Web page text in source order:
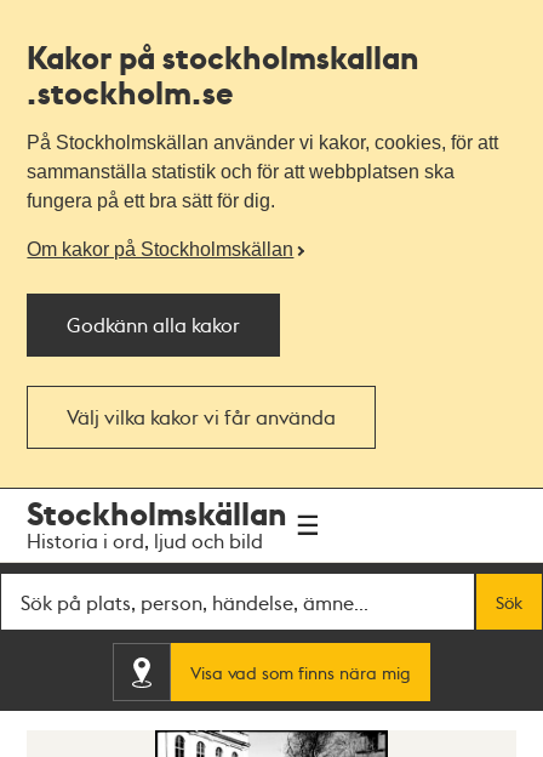
Kakor på stockholmskallan
.stockholm.se
På Stockholmskällan använder vi kakor, cookies, för att
sammanställa statistik och för att webbplatsen ska
fungera på ett bra sätt för dig.
Om kakor på Stockholmskällan
Godkänn alla kakor
Välj vilka kakor vi får använda
navigationen
huvudinnehållet
Stockholmskällan
Historia i ord, ljud och bild
Sök
Visa vad som finns nära mig